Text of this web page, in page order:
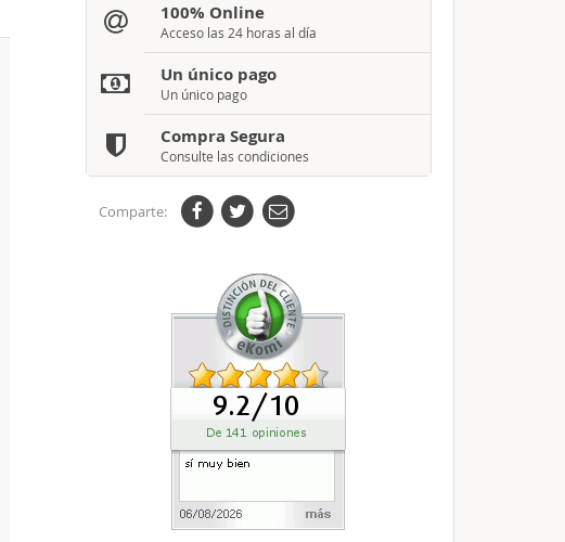
100% Online
Acceso las 24 horas al día
Un único pago
Un único pago
Compra Segura
Consulte las condiciones
Comparte: